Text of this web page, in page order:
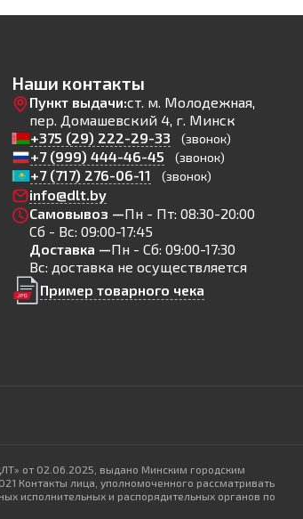
Наши контакты
Пункт выдачи:ст. м. Молодежная,
пер. Домашевский 4, г. Минск
+375 (29) 222-29-33
(звонок)
+7 (999) 444-46-45 (звонок)
+7 (717) 276-06-11 (звонок)
info@dlt.by
Самовывоз —Пн - Пт: 08:30-20:00
Сб - Вс: 09:00-17:45
Доставка —Пн - Сб: 09:00-17:30
Вс: доставка не осуществляется
Пример товарного чека
от 02.06.2025, выдано Минским городским
Контакты лица, уполномоченного рассматривать
исполнительных и распорядительных органов по